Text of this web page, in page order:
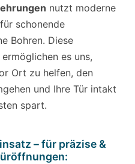
nutzt moderne
schonende
Bohren. Diese
es uns,
Ort zu helfen, den
und Ihre Tür intakt
spart.
– für präzise &